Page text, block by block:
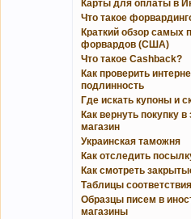
Карты для оплаты в
Что такое
Краткий обзор самых
форвардов (США)
Что такое Cashback?
Как проверить
подлинность
Где искать купоны и
Как вернуть покупку
магазин
Украинская таможня
Как отследить
Как смотреть
Таблицы
Образцы писем в
магазины